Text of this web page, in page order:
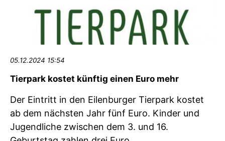
05.12.2024 15:54
Tierpark kostet künftig einen Euro mehr
Der Eintritt in den Eilenburger Tierpark kostet
ab dem nächsten Jahr fünf Euro. Kinder und
Jugendliche zwischen dem 3. und 16.